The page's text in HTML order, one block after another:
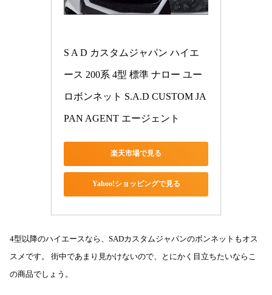
S A D カスタムジャパン ハイエ
ース 200系 4型 標準 ナロー ユー
ロボンネット S.A.D CUSTOM JA
PAN AGENT エージェント
楽天市場で見る
Yahoo!ショッピングで見る
4型以降のハイエースなら、SADカスタムジャパンのボンネットもオス
スメです。 街中であまり見かけないので、とにかく目立ちたいならこ
の商品でしょう。